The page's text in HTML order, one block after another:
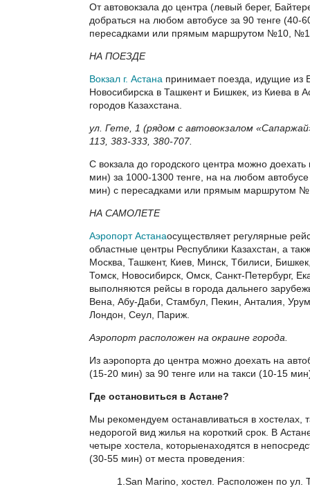
От автовокзала до центра (левый берег,
добраться на любом автобусе за 90 тенге (40-
пересадками или прямым маршрутом №10,
НА ПОЕЗДЕ
Вокзал г. Астана принимает поезда, идущие из
Новосибирска в Ташкент и Бишкек, из Киева в
городов Казахстана.
ул. Гете, 1 (рядом с автовокзалом
113, 383-333, 380-707.
С вокзала до городского центра можно доехать
мин) за 1000-1300 тенге, на на любом автобусе
мин) с пересадками или прямым маршрутом
НА САМОЛЕТЕ
Аэропорт Астанаосуществляет регулярные
областные центры Республики Казахстан, а
Москва, Ташкент, Киев, Минск, Тбилиси,
Томск, Новосибирск, Омск, Санкт-Петербург,
выполняются рейсы в города дальнего
Вена, Абу-Даби, Стамбул, Пекин, Анталия,
Лондон, Сеул, Париж.
Аэропорт расположен на окраине города.
Из аэропорта до центра можно доехать на
(15-20 мин) за 90 тенге или на такси (10-15
Где остановиться в Астане?
Мы рекомендуем останавливаться в хостелах,
недорогой вид жилья на короткий срок. В
четыре хостела, которыенаходятся в
(30-55 мин) от места проведения:
1.San Marino, хостел. Расположен по ул.